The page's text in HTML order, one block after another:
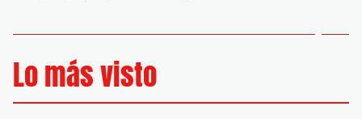
Lo más visto